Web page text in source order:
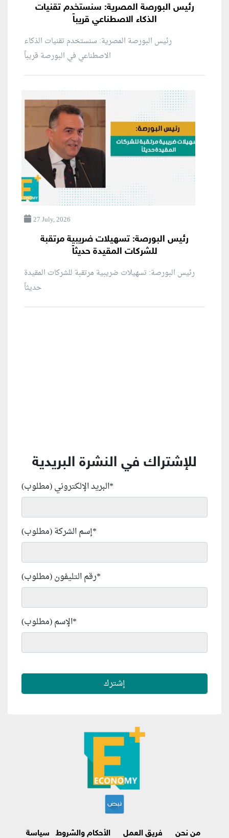
رئيس البورصة المصرية: سنستخدم تقنيات
الذكاء الاصطناعي قريباً
رئيس البورصة المصرية: سنستخدم تقنيات الذكاء
الاصطناعي في البورصة قريباً
27 July, 2026
رئيس البورصة: تسهيلات ضريبية مرتقبة
للشركات المقيدة حديثاً
رئيس البورصة: تسهيلات ضريبية مرتقبة للشركات المقيدة
للإشتراك في النشرة البريدية
البريد الإلكتروني (مطلوب)*
إسم الشركة (مطلوب)*
رقم التليفون (مطلوب)*
الإسم (مطلوب)*
من نحن فريق العمل الأحكام والشروط سياسة